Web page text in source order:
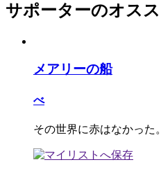
サポーターのオス
メアリーの船
べ
その世界に赤はなかった